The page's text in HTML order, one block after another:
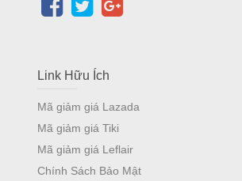
Link Hữu Ích
Mã giảm giá Lazada
Mã giảm giá Tiki
Mã giảm giá Leflair
Chính Sách Bảo Mật